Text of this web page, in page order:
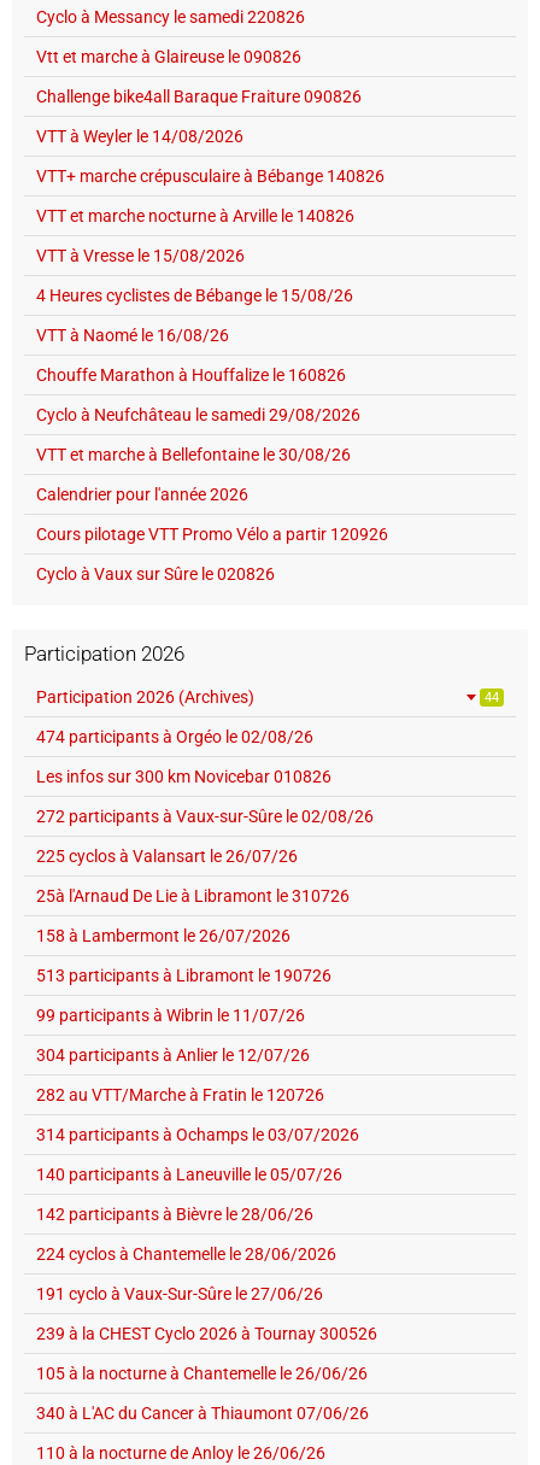
Cyclo à Messancy le samedi 220826
Vtt et marche à Glaireuse le 090826
Challenge bike4all Baraque Fraiture 090826
VTT à Weyler le 14/08/2026
VTT+ marche crépusculaire à Bébange 140826
VTT et marche nocturne à Arville le 140826
VTT à Vresse le 15/08/2026
4 Heures cyclistes de Bébange le 15/08/26
VTT à Naomé le 16/08/26
Chouffe Marathon à Houffalize le 160826
Cyclo à Neufchâteau le samedi 29/08/2026
VTT et marche à Bellefontaine le 30/08/26
Calendrier pour l'année 2026
Cours pilotage VTT Promo Vélo a partir 120926
Cyclo à Vaux sur Sûre le 020826
Participation 2026
Participation 2026 (Archives) 44
474 participants à Orgéo le 02/08/26
Les infos sur 300 km Novicebar 010826
272 participants à Vaux-sur-Sûre le 02/08/26
225 cyclos à Valansart le 26/07/26
25à l'Arnaud De Lie à Libramont le 310726
158 à Lambermont le 26/07/2026
513 participants à Libramont le 190726
99 participants à Wibrin le 11/07/26
304 participants à Anlier le 12/07/26
282 au VTT/Marche à Fratin le 120726
314 participants à Ochamps le 03/07/2026
140 participants à Laneuville le 05/07/26
142 participants à Bièvre le 28/06/26
224 cyclos à Chantemelle le 28/06/2026
191 cyclo à Vaux-Sur-Sûre le 27/06/26
239 à la CHEST Cyclo 2026 à Tournay 300526
105 à la nocturne à Chantemelle le 26/06/26
340 à L'AC du Cancer à Thiaumont 07/06/26
110 à la nocturne de Anloy le 26/06/26